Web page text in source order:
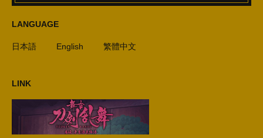
LANGUAGE
日本語 English 繁體中文
LINK